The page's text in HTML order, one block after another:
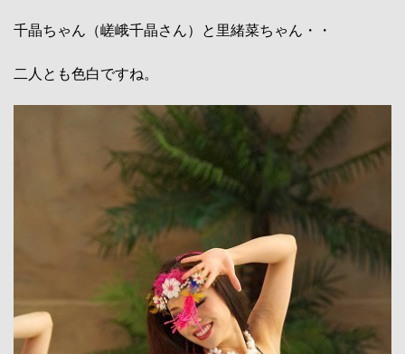
千晶ちゃん（嵯峨千晶さん）と里緒菜ちゃん・・
二人とも色白ですね。